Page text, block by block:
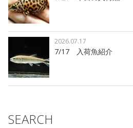
7/17 入荷魚紹介
2026.07.17
SEARCH